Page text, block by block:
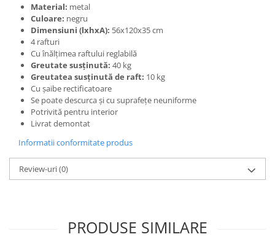
Material: metal
Culoare: negru
Dimensiuni (lxhxA): 56x120x35 cm
4 rafturi
Cu înălţimea raftului reglabilă
Greutate susţinută: 40 kg
Greutatea susţinută de raft: 10 kg
Cu şaibe rectificatoare
Se poate descurca şi cu suprafeţe neuniforme
Potrivită pentru interior
Livrat demontat
Informatii conformitate produs
Review-uri(0)
PRODUSE SIMILARE